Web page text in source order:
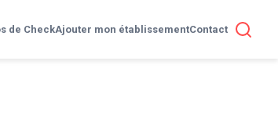
de CheckAjouter mon établissementContact